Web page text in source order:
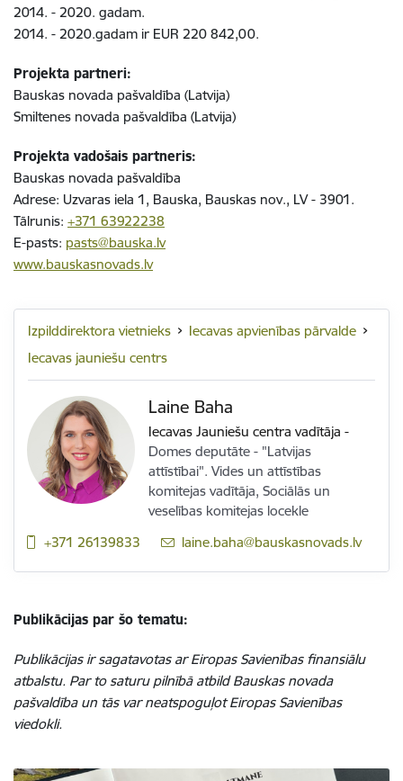
2014. - 2020. gadam.
2014. - 2020.gadam ir EUR 220 842,00.
Projekta partneri:
Bauskas novada pašvaldība (Latvija)
Smiltenes novada pašvaldība (Latvija)
Projekta vadošais partneris:
Bauskas novada pašvaldība
Adrese: Uzvaras iela 1, Bauska, Bauskas nov., LV - 3901.
Tālrunis: +371 63922238
E-pasts: pasts@bauska.lv
www.bauskasnovads.lv
Izpilddirektora vietnieks
Iecavas apvienības pārvalde
Iecavas jauniešu centrs
Laine Baha
Iecavas Jauniešu centra vadītāja -
Domes deputāte - "Latvijas
attīstībai". Vides un attīstības
komitejas vadītāja, Sociālās un
veselības komitejas locekle
+371 26139833
E-pasts:
laine.baha@bauskasnovads.lv
Publikācijas par šo tematu:
Publikācijas ir sagatavotas ar Eiropas Savienības finansiālu
atbalstu. Par to saturu pilnībā atbild Bauskas novada
pašvaldība un tās var neatspoguļot Eiropas Savienības
viedokli.